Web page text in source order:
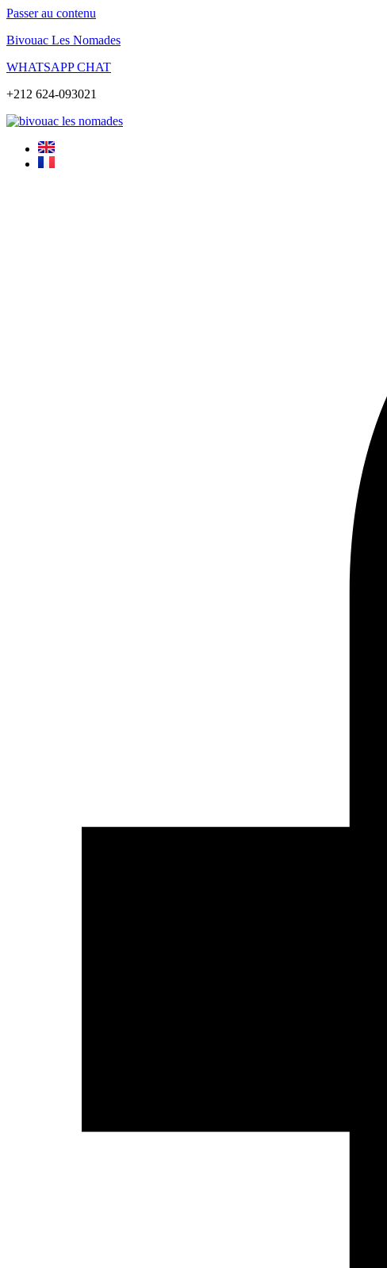
Passer au contenu
Bivouac Les Nomades
WHATSAPP CHAT
+212 624-093021